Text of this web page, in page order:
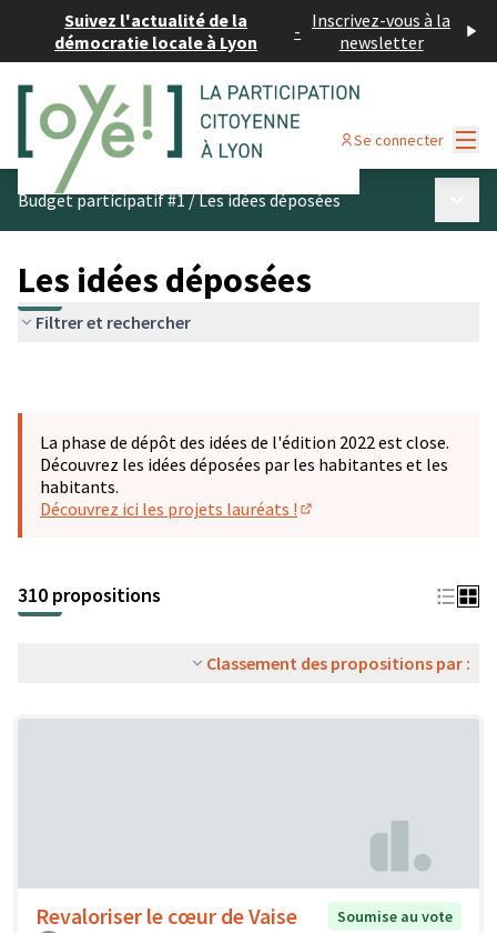
Suivez l'actualité de la
démocratie locale à Lyon
- Inscrivez-vous à la
newsletter
Se connecter
Budget participatif #1/Les idées déposées
Les idées déposées
Filtrer et rechercher
La phase de dépôt des idées de l'édition 2022 est close.
Découvrez les idées déposées par les habitantes et les
habitants.
Découvrez ici les projets lauréats !
310 propositions
Classement des propositions par :
Revaloriser le cœur de Vaise
Soumise au vote